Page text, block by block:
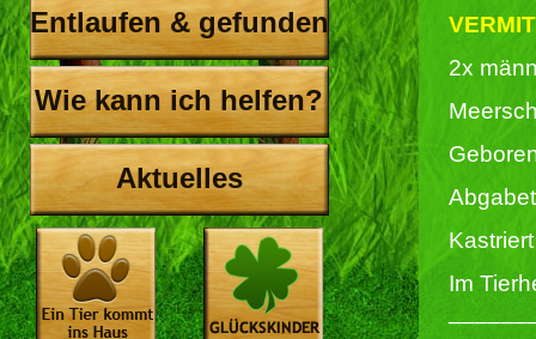
Entlaufen & gefunden
Wie kann ich helfen?
Aktuelles
2x
Im